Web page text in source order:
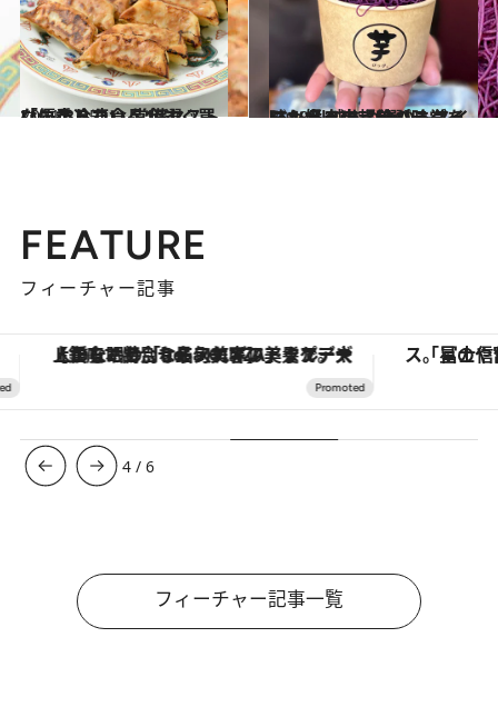
2021.3.25
「コストコ」へ今すぐ買いに走りたい 常備マストな優秀冷凍食品10選
グルメ 2023.11.25
いも好きの超絶パラダイス！ 川越さつまいもスイーツ食べ歩き秋の味覚を味わえる店【6選】
グルメ
FEATURE
フィーチャー記事
【銀座で出合う最旬美容】美髪ケアや上質な眠り…セルフケアのアップデートから、特別な名入れギフトまで。大人のための「ReFa GINZA」クルーズ
4 /6
フィーチャー記事一覧